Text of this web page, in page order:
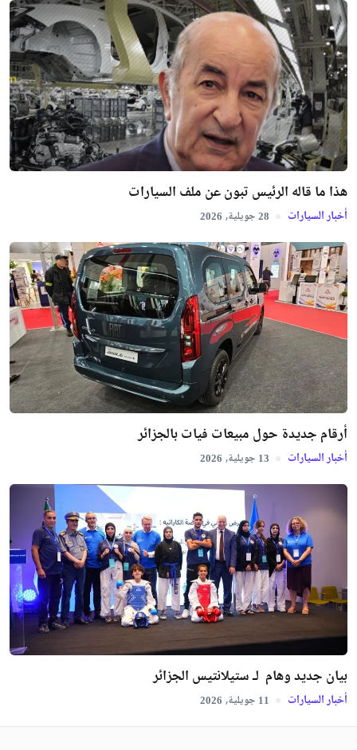
هذا ما قاله الرئيس تبون عن ملف السيارات
أخبار السيارات 28 جويلية, 2026
أرقام جديدة حول مبيعات فيات بالجزائر
أخبار السيارات 13 جويلية, 2026
بيان جديد وهام لـ ستيلانتيس الجزائر
أخبار السيارات 11 جويلية, 2026